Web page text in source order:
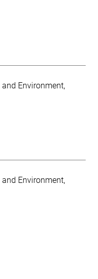
and Environment
and Environment